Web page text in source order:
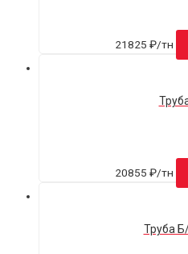
21825 ₽/тн
20855 ₽/тн
Труба